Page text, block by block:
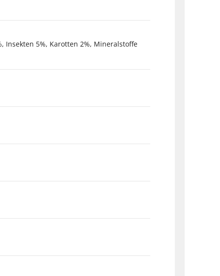
Insekten 5%, Karotten 2%, Mineralstoffe